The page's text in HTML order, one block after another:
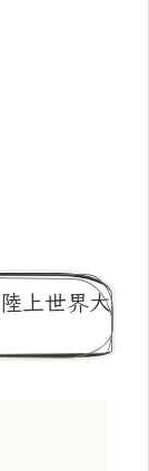
上世界大